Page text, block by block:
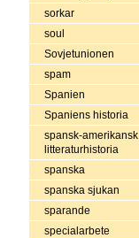
sorkar
soul
Sovjetunionen
spam
Spanien
Spaniens historia
spansk-amerikansk
litteraturhistoria
spanska
spanska sjukan
sparande
specialarbete